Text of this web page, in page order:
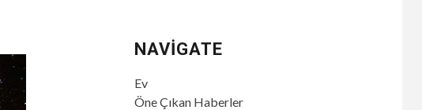
NAVIGATE
Ev
Öne Çıkan Haberler